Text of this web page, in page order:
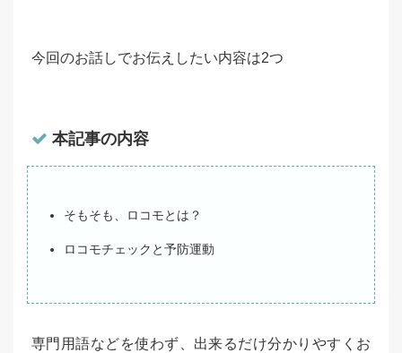
今回のお話しでお伝えしたい内容は2つ
本記事の内容
そもそも、ロコモとは？
ロコモチェックと予防運動
専門用語などを使わず、出来るだけ分かりやすくお